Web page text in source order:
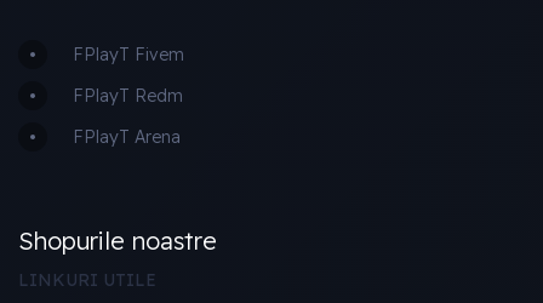
FPlayT Fivem
FPlayT Redm
FPlayT Arena
Shopurile noastre
LINKURI UTILE